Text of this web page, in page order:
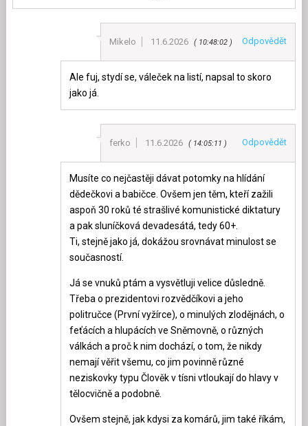
Mikelo 11.6.2026 10:48:02 Odpovědět
Ale fuj, stydí se, váleček na listí, napsal to skoro
jako já.
ferko 11.6.2026 14:05:11 Odpovědět
Musíte co nejčastěji dávat potomky na hlídání
dědečkovi a babičce. Ovšem jen těm, kteří zažili
aspoň 30 roků té strašlivé komunistické diktatury
a pak sluníčková devadesátá, tedy 60+.
Ti, stejně jako já, dokážou srovnávat minulost se
současností.
Já se vnuků ptám a vysvětluji velice důsledně.
Třeba o prezidentovi rozvědčíkovi a jeho
politručce (První vyžírce), o minulých zlodějnách, o
feťácích a hlupácích ve Sněmovně, o různých
válkách a proč k nim dochází, o tom, že nikdy
nemají věřit všemu, co jim povinně různé
neziskovky typu Člověk v tísni vtloukají do hlavy v
tělocvičně a podobně.
Ovšem stejně, jak kdysi za komárů, jim také říkám,